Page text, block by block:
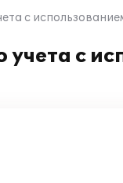
с
учета с